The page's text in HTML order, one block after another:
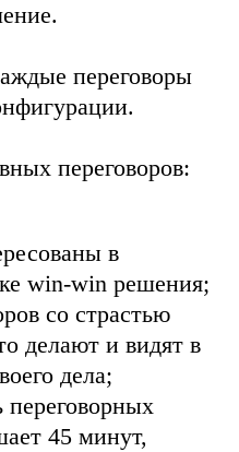
переговоры
переговоров:
в
win-win решения;
со страстью
делают и видят в
дела;
45 минут,